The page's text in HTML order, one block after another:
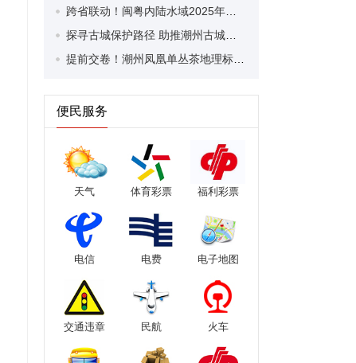
便民服务
天气 体育彩票 福利彩票
电信 电费 电子地图
交通违章 民航 火车